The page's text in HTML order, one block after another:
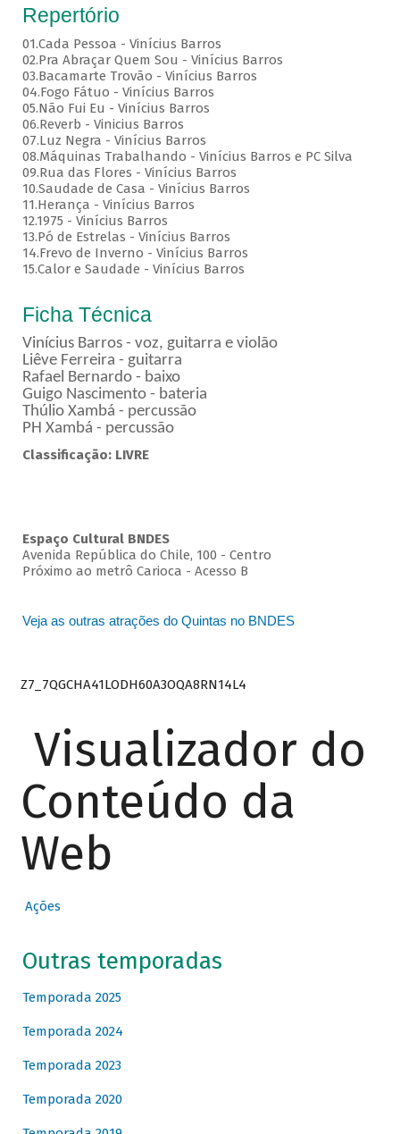
Repertório
01.Cada Pessoa - Vinícius Barros
02.Pra Abraçar Quem Sou - Vinícius Barros
03.Bacamarte Trovão - Vinícius Barros
04.Fogo Fátuo - Vinícius Barros
05.Não Fui Eu - Vinícius Barros
06.Reverb - Vinicius Barros
07.Luz Negra - Vinícius Barros
08.Máquinas Trabalhando - Vinícius Barros e PC Silva
09.Rua das Flores - Vinícius Barros
10.Saudade de Casa - Vinícius Barros
11.Herança - Vinícius Barros
12.1975 - Vinícius Barros
13.Pó de Estrelas - Vinícius Barros
14.Frevo de Inverno - Vinícius Barros
15.Calor e Saudade - Vinícius Barros
Ficha Técnica
Vinícius Barros - voz, guitarra e violão
Liêve Ferreira - guitarra
Rafael Bernardo - baixo
Guigo Nascimento - bateria
Thúlio Xambá - percussão
PH Xambá - percussão
Classificação: LIVRE
Espaço Cultural BNDES
Avenida República do Chile, 100 - Centro
Próximo ao metrô Carioca - Acesso B
Veja as outras atrações do Quintas no BNDES
Z7_7QGCHA41LODH60A3OQA8RN14L4
Visualizador do
Conteúdo da
Web
Ações
Outras temporadas
Temporada 2025
Temporada 2024
Temporada 2023
Temporada 2020